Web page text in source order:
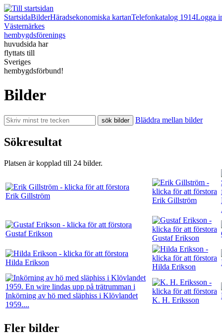
StartsidaBilderHäradsekonomiska kartanTelefonkatalog 1914Logga
Västernärkes
hembygdsförenings
huvudsida har
flyttats till
Sveriges
hembygdsförbund!
Bilder
Bläddra mellan bilder
Sökresultat
Platsen är kopplad till 24 bilder.
Erik Gillström
Erik Gillström
Gustaf Erikson
Gustaf Erikson
Hilda Erikson
Hilda Erikson
Inkörning av hö med släphiss i Klövlandet
1959....
K. H. Eriksson
Fler bilder